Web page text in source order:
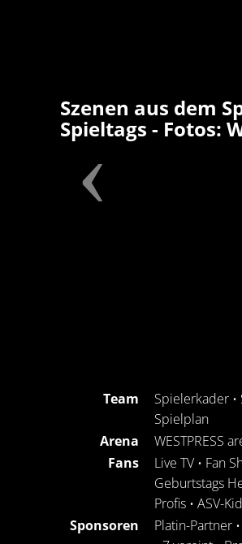
Szenen aus dem
Spieltags - Fotos:
Team Spielerkader •
Spielplan
Arena
WESTPRESS
Fans
Live TV • Fan
Geburtstags
Profis • ASV-
Sponsoren
Platin-Partner •